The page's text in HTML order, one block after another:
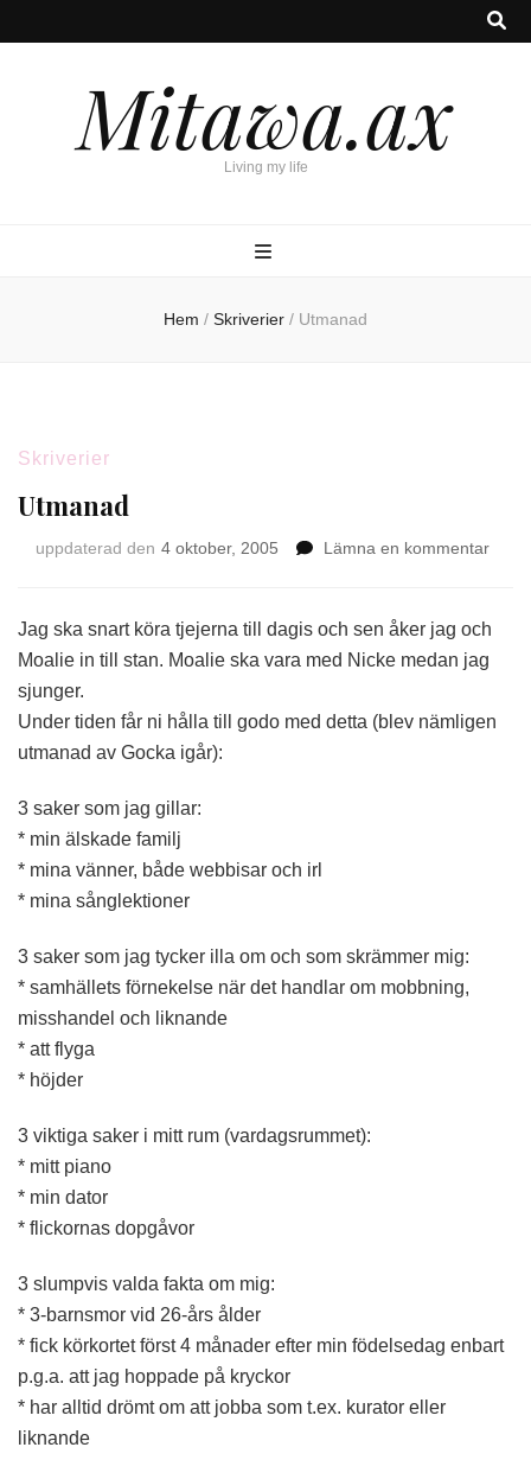
Mitawa.ax
Living my life
Hem / Skriverier / Utmanad
Skriverier
Utmanad
uppdaterad den 4 oktober, 2005 Lämna en kommentarpå
Jag ska snart köra tjejerna till dagis och sen åker jag och
Moalie in till stan. Moalie ska vara med Nicke medan jag
sjunger.
Under tiden får ni hålla till godo med detta (blev nämligen
utmanad av Gocka igår):
3 saker som jag gillar:
* min älskade familj
* mina vänner, både webbisar och irl
* mina sånglektioner
3 saker som jag tycker illa om och som skrämmer mig:
* samhällets förnekelse när det handlar om mobbning,
misshandel och liknande
* att flyga
* höjder
3 viktiga saker i mitt rum (vardagsrummet):
* mitt piano
* min dator
* flickornas dopgåvor
3 slumpvis valda fakta om mig:
* 3-barnsmor vid 26-års ålder
* fick körkortet först 4 månader efter min födelsedag enbart
p.g.a. att jag hoppade på kryckor
* har alltid drömt om att jobba som t.ex. kurator eller
liknande